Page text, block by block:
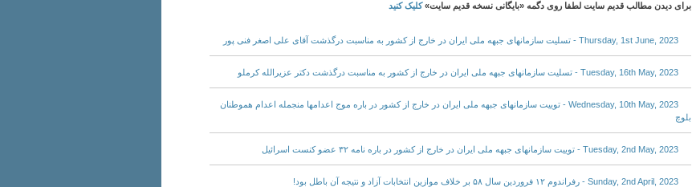
برای دیدن مطالب قدیم سایت لطفا روی دگمه «بایگانی نسخه قدیم سایت»کلیک کنید
Thursday, 1st June, 2023 - تسلیت سازمانهای جبهه ملی ایران در خارج از کشور به مناسبت درگذشت آقای علی اصغر فنی پور
Tuesday, 16th May, 2023 - تسلیت سازمانهای جبهه ملی ایران در خارج از کشور به مناسبت درگذشت دکتر عزیرالله کرملو
Wednesday, 10th May, 2023 - توییت سازمانهای جبهه ملی ایران در خارج از کشور در باره موج اعدامها منجمله اعدام هموطنان
بلوچ
Tuesday, 2nd May, 2023 - توییت سازمانهای جبهه ملی ایران در خارج از کشور در باره نامه ۳۲ عضو کنست اسرائیل
Sunday, 2nd April, 2023 - رفراندوم ۱۲ فروردین سال ۵۸ بر خلاف موازین انتخابات آزاد و نتیجه آن باطل بود!